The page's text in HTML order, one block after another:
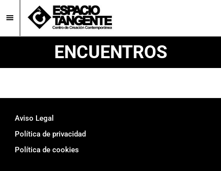
to
main
to
footerEspacio
Tangente
Creación
en
Burgos
ENCUENTROS
Footer
Aviso Legal
Política de privacidad
Política de cookies